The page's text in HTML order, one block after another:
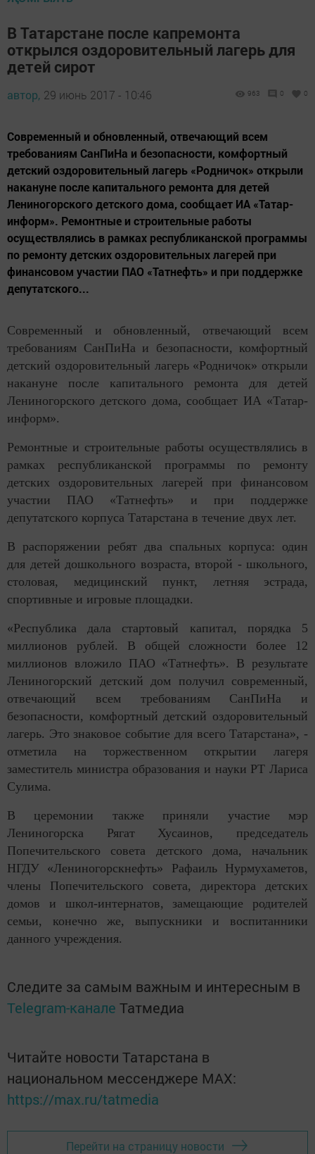
В Татарстане после капремонта
открылся оздоровительный лагерь для
детей сирот
автор, 29 июнь 2017 - 10:46 963 0 0
Современный и обновленный, отвечающий всем
требованиям СанПиНа и безопасности, комфортный
детский оздоровительный лагерь «Родничок» открыли
накануне после капитального ремонта для детей
Лениногорского детского дома, сообщает ИА «Татар-
информ». Ремонтные и строительные работы
осуществлялись в рамках республиканской программы
по ремонту детских оздоровительных лагерей при
финансовом участии ПАО «Татнефть» и при поддержке
депутатского...
Современный и обновленный, отвечающий всем
требованиям СанПиНа и безопасности, комфортный
детский оздоровительный лагерь «Родничок» открыли
накануне после капитального ремонта для детей
Лениногорского детского дома, сообщает ИА «Татар-
информ».
Ремонтные и строительные работы осуществлялись в
рамках республиканской программы по ремонту
детских оздоровительных лагерей при финансовом
участии ПАО «Татнефть» и при поддержке
депутатского корпуса Татарстана в течение двух лет.
В распоряжении ребят два спальных корпуса: один
для детей дошкольного возраста, второй - школьного,
столовая, медицинский пункт, летняя эстрада,
спортивные и игровые площадки.
«Республика дала стартовый капитал, порядка 5
миллионов рублей. В общей сложности более 12
миллионов вложило ПАО «Татнефть». В результате
Лениногорский детский дом получил современный,
отвечающий всем требованиям СанПиНа и
безопасности, комфортный детский оздоровительный
лагерь. Это знаковое событие для всего Татарстана», -
отметила на торжественном открытии лагеря
заместитель министра образования и науки РТ Лариса
Сулима.
В церемонии также приняли участие мэр
Лениногорска Рягат Хусаинов, председатель
Попечительского совета детского дома, начальник
НГДУ «Лениногорскнефть» Рафаиль Нурмухаметов,
члены Попечительского совета, директора детских
домов и школ-интернатов, замещающие родителей
семьи, конечно же, выпускники и воспитанники
данного учреждения.
Следите за самым важным и интересным в
Telegram-канале Татмедиа
Читайте новости Татарстана в
национальном мессенджере MАХ:
https://max.ru/tatmedia
Перейти на страницу новости